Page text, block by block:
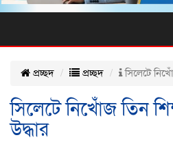
প্রচ্ছদ প্রচ্ছদ সিলেটে
সিলেটে নিখোঁজ তিন
উদ্ধার